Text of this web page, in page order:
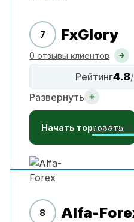
7 FxGlory
0 отзывы клиентов
Рейтинг4.8
Развернуть
Начать торговать
8 Alfa-